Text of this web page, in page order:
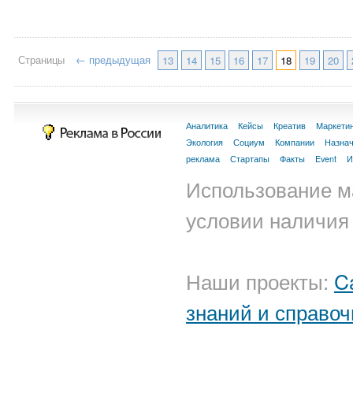
Страницы ← предыдущая 13 14 15 16 17 18 19 20
Аналитика Кейсы Креатив
Экология
Социум Компании
реклама
Стартапы Факты Event
Использование
условии
Наши проекты:
знаний и